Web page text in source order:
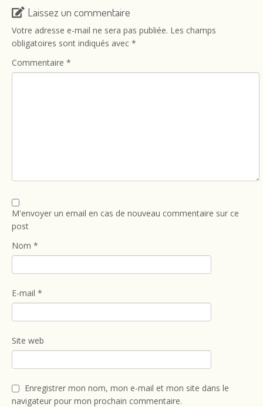
Laissez un commentaire
Votre adresse e-mail ne sera pas publiée. Les champs
obligatoires sont indiqués avec *
Commentaire *
M'envoyer un email en cas de nouveau commentaire sur ce
post
Nom *
E-mail *
Site web
Enregistrer mon nom, mon e-mail et mon site dans le
navigateur pour mon prochain commentaire.